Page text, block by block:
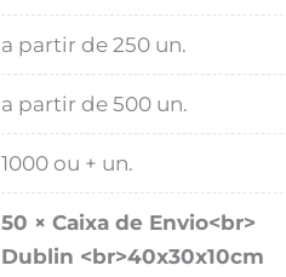
a partir de 250 un.
a partir de 500 un.
1000 ou + un.
50 × Caixa de Envio<br>
Dublin <br>40x30x10cm